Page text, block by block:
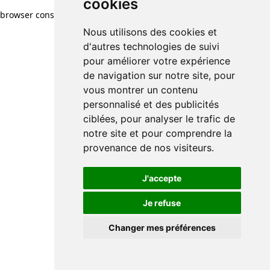
cookies
Nous utilisons des cookies et
d'autres technologies de suivi
pour améliorer votre expérience
de navigation sur notre site, pour
vous montrer un contenu
personnalisé et des publicités
ciblées, pour analyser le trafic de
notre site et pour comprendre la
provenance de nos visiteurs.
J'accepte
Je refuse
Changer mes préférences
browser console for more information)